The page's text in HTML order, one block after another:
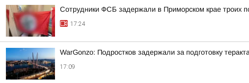
Сотрудники ФСБ задержали в Приморском крае троих
17:24
WarGonzo: Подростков задержали за подготовку
17:09